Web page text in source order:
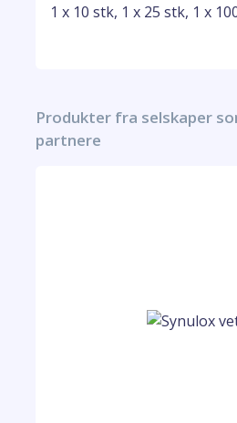
1 x 10 stk, 1 x 25 stk, 1 x
Produkter fra selskaper
partnere